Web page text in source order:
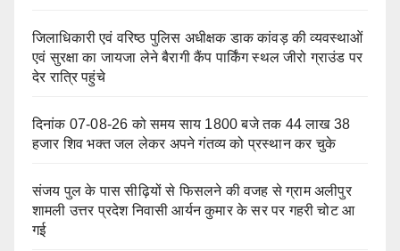
जिलाधिकारी एवं वरिष्ठ पुलिस अधीक्षक डाक कांवड़ की व्यवस्थाओं
एवं सुरक्षा का जायजा लेने बैरागी कैंप पार्किंग स्थल जीरो ग्राउंड पर
देर रात्रि पहुंचे
दिनांक 07-08-26 को समय साय 1800 बजे तक 44 लाख 38
हजार शिव भक्त जल लेकर अपने गंतव्य को प्रस्थान कर चुके
संजय पुल के पास सीढ़ियों से फिसलने की वजह से ग्राम अलीपुर
शामली उत्तर प्रदेश निवासी आर्यन कुमार के सर पर गहरी चोट आ
गई